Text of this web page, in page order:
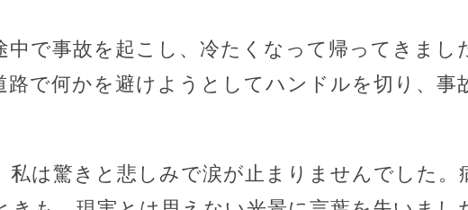
で事故を起こし、冷たくなって帰ってきまし
で何かを避けようとしてハンドルを切り、事
私は驚きと悲しみで涙が止まりませんでした。